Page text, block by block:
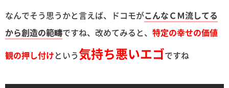
なんでそう思うかと言えば、ドコモがこんなＣＭ流してる
から創造の範疇ですね、改めてみると、 特定の幸せの価値
観の押し付けという気持ち悪いエゴですね